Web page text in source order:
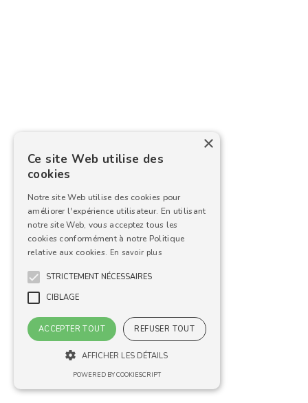
×
Ce site Web utilise des
cookies
Notre site Web utilise des cookies pour
améliorer l'expérience utilisateur. En utilisant
notre site Web, vous acceptez tous les
cookies conformément à notre Politique
relative aux cookies. En savoir plus
STRICTEMENT NÉCESSAIRES
CIBLAGE
ACCEPTER TOUT REFUSER TOUT
AFFICHER LES DÉTAILS
POWERED BY COOKIESCRIPT